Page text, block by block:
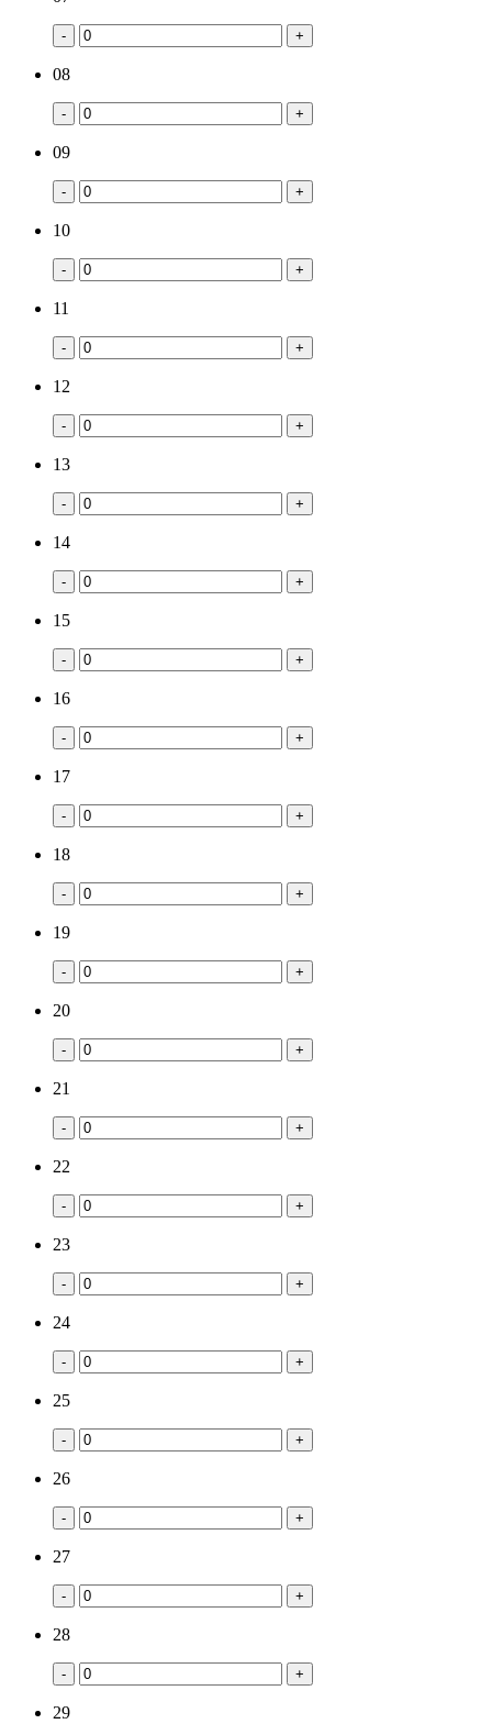
- +
08
- +
09
- +
10
- +
11
- +
12
- +
13
- +
14
- +
15
- +
16
- +
17
- +
18
- +
19
- +
20
- +
21
- +
22
- +
23
- +
24
- +
25
- +
26
- +
27
- +
28
- +
29